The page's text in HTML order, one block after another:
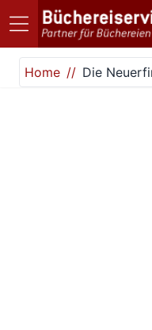
Direkt zum Inhalt
Home
Die